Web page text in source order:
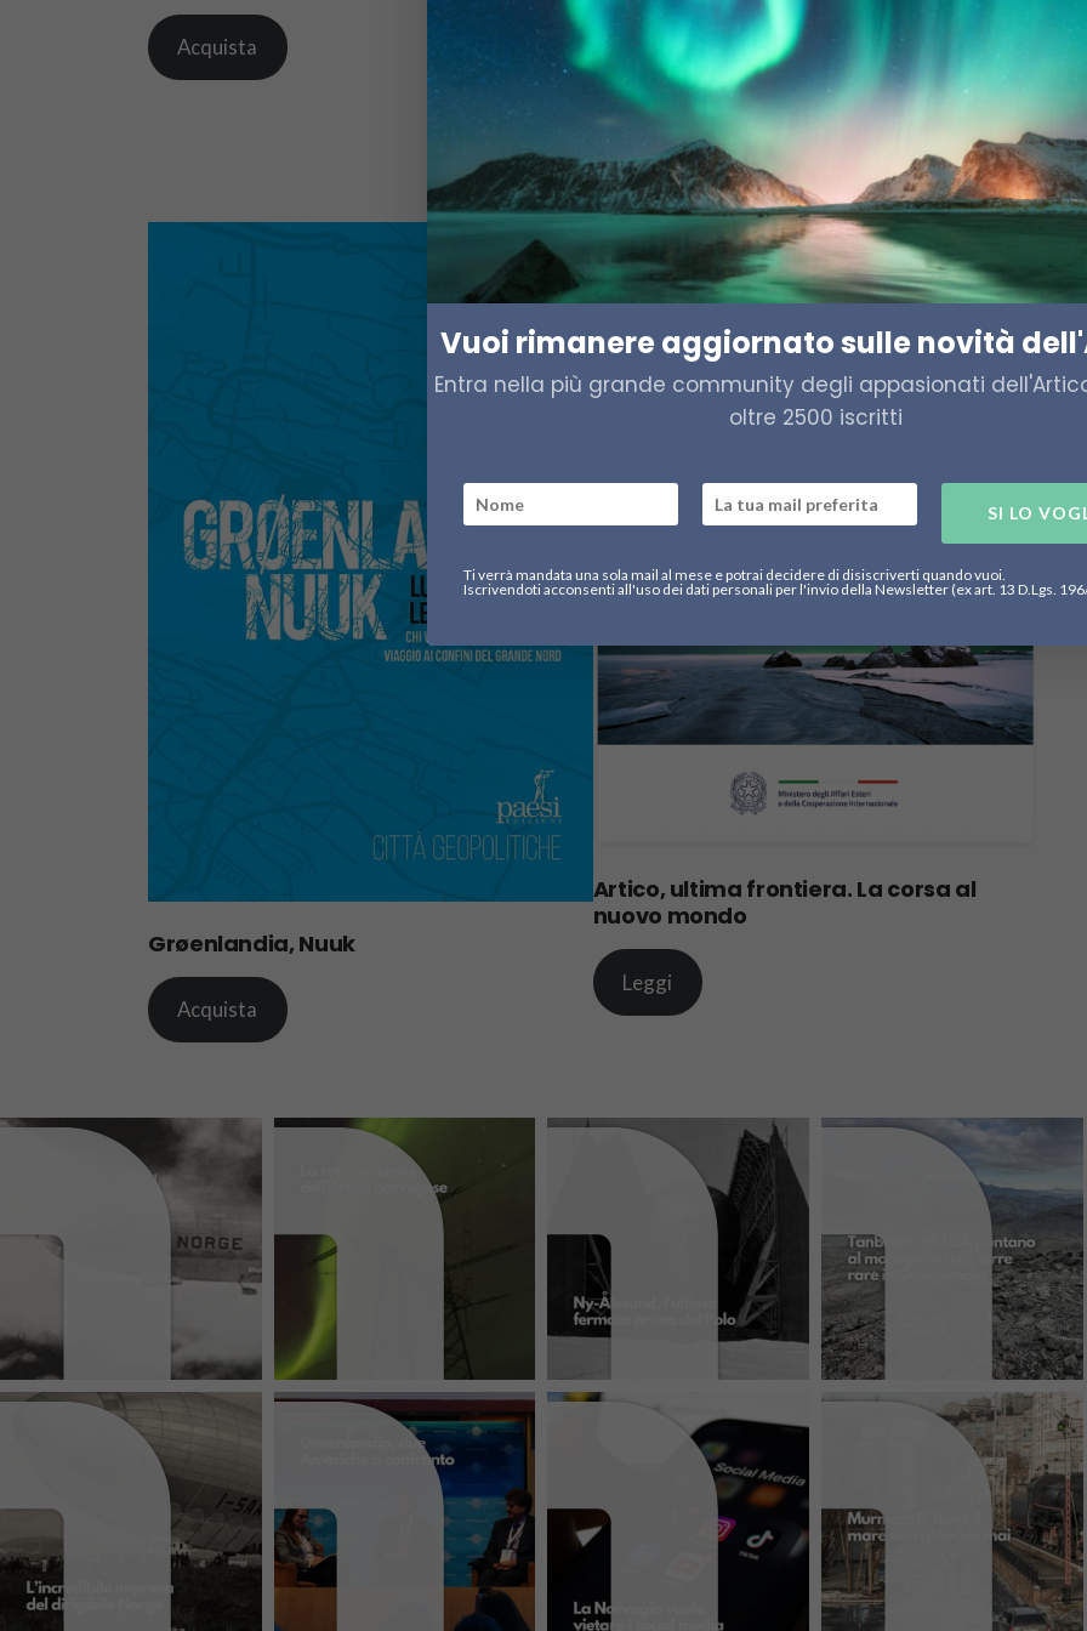
Acquista
Acquista
Grøenlandia, Nuuk
Acquista
Artico, ultima frontiera. La corsa al
nuovo mondo
Leggi
Vuoi rimanere aggiornato sulle novità
Entra nella più grande community degli appasionati
oltre 2500 iscritti
SI LO
Ti verrà mandata una sola mail al mese e potrai decidere di disiscriverti quando vuoi.
Iscrivendoti acconsenti all'uso dei dati personali per l'invio della Newsletter (ex art. 13 D.Lgs.